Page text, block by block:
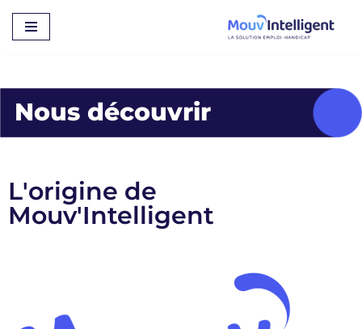
Aller
Nous découvrir
L'origine de
Mouv'Intelligent